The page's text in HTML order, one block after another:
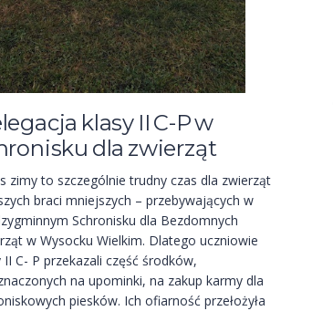
klasy II C-P w
dla zwierząt
zimy to szczególnie trudny czas dla zwierząt
braci mniejszych – przebywających w
Schronisku dla Bezdomnych
w Wysocku Wielkim. Dlatego uczniowie
II C- P przekazali część środków,
na upominki, na zakup karmy dla
piesków. Ich ofiarność przełożyła